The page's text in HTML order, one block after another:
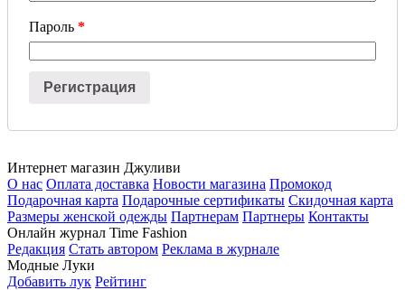
Пароль *
Интернет магазин Джуливи
О нас Оплата доставка Новости магазина Промокод
Подарочная карта Подарочные сертификаты Cкидочная карта
Размеры женской одежды Партнерам Партнеры Контакты
Онлайн журнал Time Fashion
Редакция Стать автором Реклама в журнале
Модные Луки
Добавить лук Рейтинг